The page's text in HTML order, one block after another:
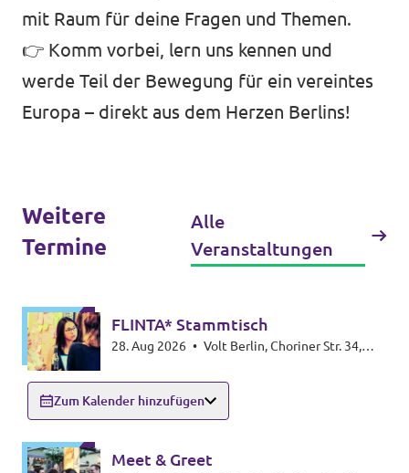
mit Raum für deine Fragen und Themen.
👉 Komm vorbei, lern uns kennen und
werde Teil der Bewegung für ein vereintes
Europa – direkt aus dem Herzen Berlins!
Weitere
Termine
Alle
Veranstaltungen
FLINTA* Stammtisch
28. Aug 2026 •
Zum Kalender hinzufügen
Meet & Greet